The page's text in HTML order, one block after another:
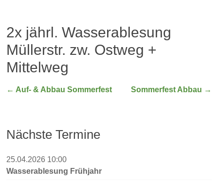
2x jährl. Wasserablesung
Müllerstr. zw. Ostweg +
Mittelweg
← Auf- & Abbau Sommerfest Sommerfest Abbau →
Nächste Termine
25.04.2026 10:00
Wasserablesung Frühjahr